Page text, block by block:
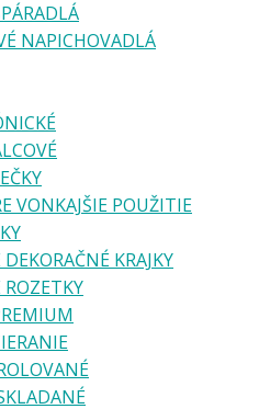
NAPICHOVADLÁ
VONKAJŠIE POUŽITIE
KRAJKY
ROZETKY